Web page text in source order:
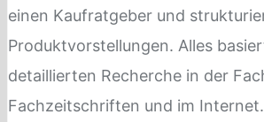
einen Kaufratgeber und
Produktvorstellungen. Alles
detaillierten Recherche in der
Fachzeitschriften und im Internet.